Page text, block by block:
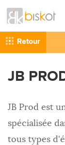
Retour
JB
JB Prod est
spécialisée
tous types